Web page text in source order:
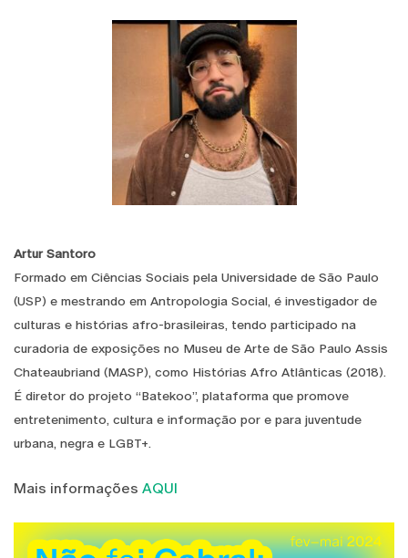
Artur Santoro
Formado em Ciências Sociais pela Universidade de São Paulo
(USP) e mestrando em Antropologia Social, é investigador de
culturas e histórias afro-brasileiras, tendo participado na
curadoria de exposições no Museu de Arte de São Paulo Assis
Chateaubriand (MASP), como Histórias Afro Atlânticas (2018).
É diretor do projeto “Batekoo”, plataforma que promove
entretenimento, cultura e informação por e para juventude
urbana, negra e LGBT+.
Mais informações AQUI